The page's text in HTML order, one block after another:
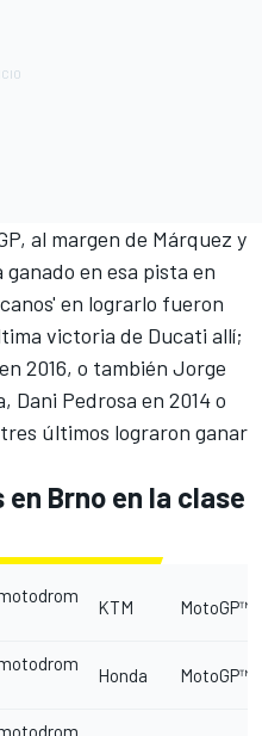
al margen de Márquez y
en esa pista en
en lograrlo fueron
victoria de Ducati allí;
2016, o también Jorge
Dani Pedrosa en 2014 o
últimos lograron ganar
Brno en la clase
KTM MotoGP™
Honda MotoGP™